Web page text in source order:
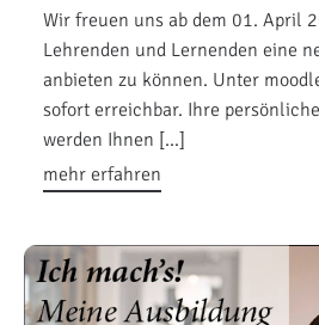
Wir freuen uns ab dem 01. April
Lehrenden und Lernenden eine
anbieten zu können. Unter
sofort erreichbar. Ihre
werden Ihnen […]
mehr erfahren